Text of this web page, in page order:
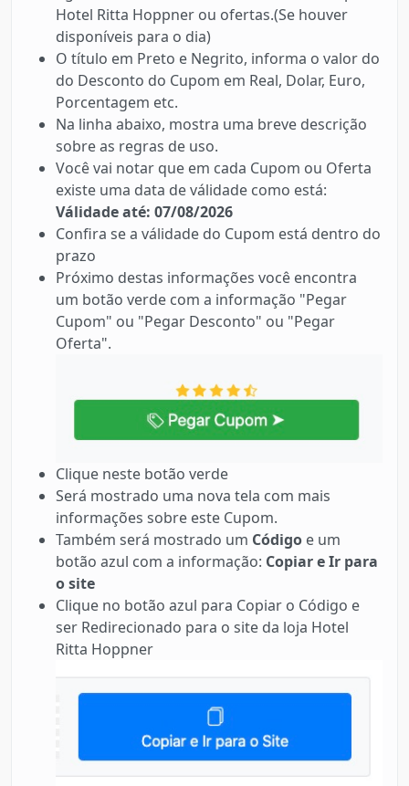
Hotel Ritta Hoppner ou ofertas.(Se houver
disponíveis para o dia)
O título em Preto e Negrito, informa o valor do
do Desconto do Cupom em Real, Dolar, Euro,
Porcentagem etc.
Na linha abaixo, mostra uma breve descrição
sobre as regras de uso.
Você vai notar que em cada Cupom ou Oferta
existe uma data de válidade como está:
Válidade até: 07/08/2026
Confira se a válidade do Cupom está dentro do
prazo
Próximo destas informações você encontra
um botão verde com a informação "Pegar
Cupom" ou "Pegar Desconto" ou "Pegar
Oferta".
Clique neste botão verde
Será mostrado uma nova tela com mais
informações sobre este Cupom.
Também será mostrado um Código e um
botão azul com a informação: Copiar e Ir para
o site
Clique no botão azul para Copiar o Código e
ser Redirecionado para o site da loja Hotel
Ritta Hoppner